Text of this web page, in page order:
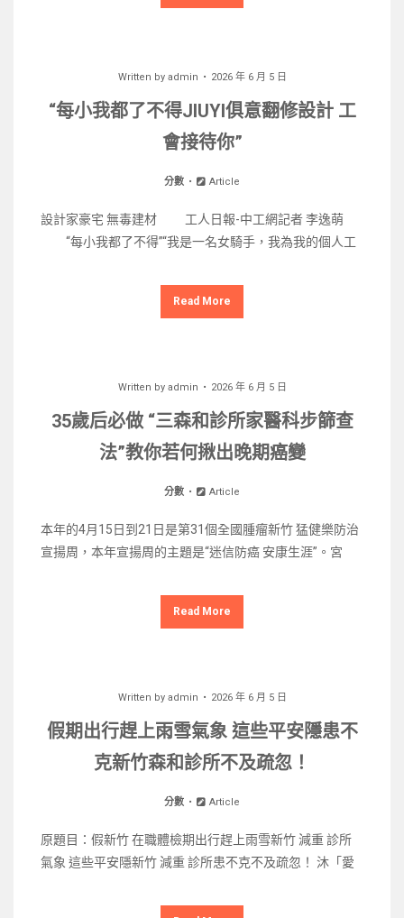
Written by admin 2026 年 6 月 5 日
“每小我都了不得JIUYI俱意翻修設計 工
會接待你”
分數 Article
設計家豪宅 無毒建材 工人日報-中工網記者 李逸萌
“每小我都了不得”“我是一名女騎手，我為我的個人工
Read More
Written by admin 2026 年 6 月 5 日
35歲后必做 “三森和診所家醫科步篩查
法”教你若何揪出晚期癌變
分數 Article
本年的4月15日到21日是第31個全國腫瘤新竹 猛健樂防治
宣揚周，本年宣揚周的主題是“迷信防癌 安康生涯”。宮
Read More
Written by admin 2026 年 6 月 5 日
假期出行趕上雨雪氣象 這些平安隱患不
克新竹森和診所不及疏忽！
分數 Article
原題目：假新竹 在職體檢期出行趕上雨雪新竹 減重 診所
氣象 這些平安隱新竹 減重 診所患不克不及疏忽！ 沐「愛